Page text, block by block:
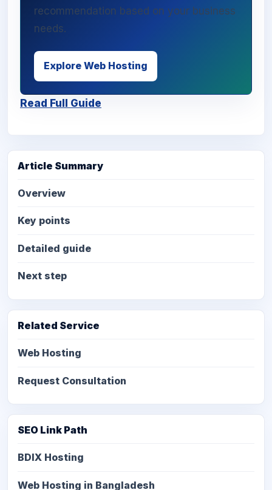
recommendation based on your business
needs.
Explore Web Hosting
Read Full Guide
Article Summary
Overview
Key points
Detailed guide
Next step
Related Service
Web Hosting
Request Consultation
SEO Link Path
BDIX Hosting
Web Hosting in Bangladesh